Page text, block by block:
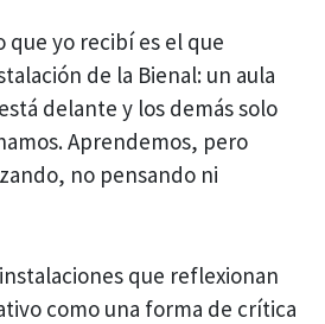
que yo recibí es el que
de la Bienal: un aula
delante y los demás solo
Aprendemos, pero
no pensando ni
que reflexionan
como una forma de crítica